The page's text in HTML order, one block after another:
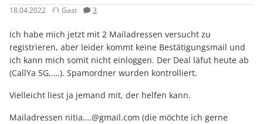
18.04.2022 Gast 3
Ich habe mich jetzt mit 2 Mailadressen versucht zu
registrieren, aber leider kommt keine Bestätigungsmail und
ich kann mich somit nicht einloggen. Der Deal läfut heute ab
(CallYa 5G,….). Spamordner wurden kontrolliert.
Vielleicht liest ja jemand mit, der helfen kann.
Mailadressen nitia….@gmail.com (die möchte ich gerne